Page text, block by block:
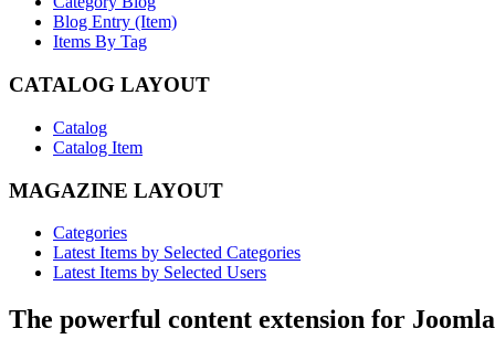
Blog Entry (Item)
Items By Tag
CATALOG LAYOUT
Catalog
Catalog Item
MAGAZINE LAYOUT
Categories
Latest Items by Selected Categories
Latest Items by Selected Users
The powerful content extension for